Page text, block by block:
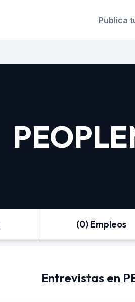
Publica
(0) Empleos
Entrevistas en